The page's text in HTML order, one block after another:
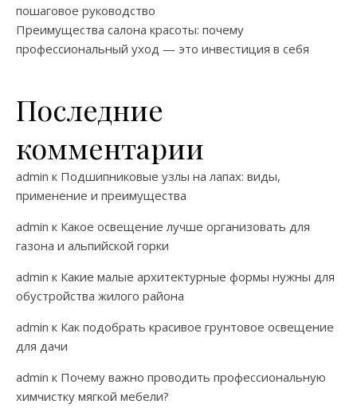
пошаговое руководство
Преимущества салона красоты: почему
профессиональный уход — это инвестиция в себя
Последние
комментарии
admin к Подшипниковые узлы на лапах: виды,
применение и преимущества
admin к Какое освещение лучше организовать для
газона и альпийской горки
admin к Какие малые архитектурные формы нужны для
обустройства жилого района
admin к Как подобрать красивое грунтовое освещение
для дачи
admin к Почему важно проводить профессиональную
химчистку мягкой мебели?